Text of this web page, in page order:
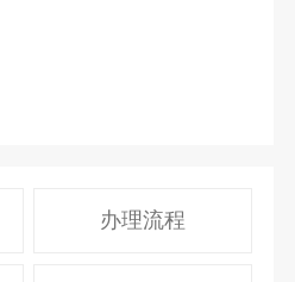
办理流程